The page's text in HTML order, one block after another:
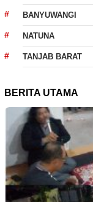
BANYUWANGI
NATUNA
TANJAB BARAT
BERITA UTAMA